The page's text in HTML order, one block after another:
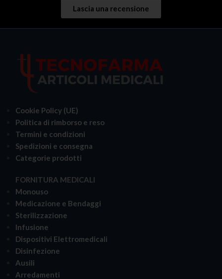
Lascia una recensione
Cookie Policy (UE)
Politica di rimborso e reso
Termini e condizioni
Spedizioni e consegna
Categorie prodotti
FORNITURA MEDICALI
Monouso
Medicazione e Bendaggi
Sterilizzazione
Infusione
Dispositivi Elettromedicali
Disinfezione
Ausili
Arredamenti